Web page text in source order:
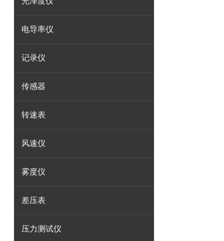
电导率仪
记录仪
传感器
转速表
风速仪
雾度仪
差压表
压力测试仪